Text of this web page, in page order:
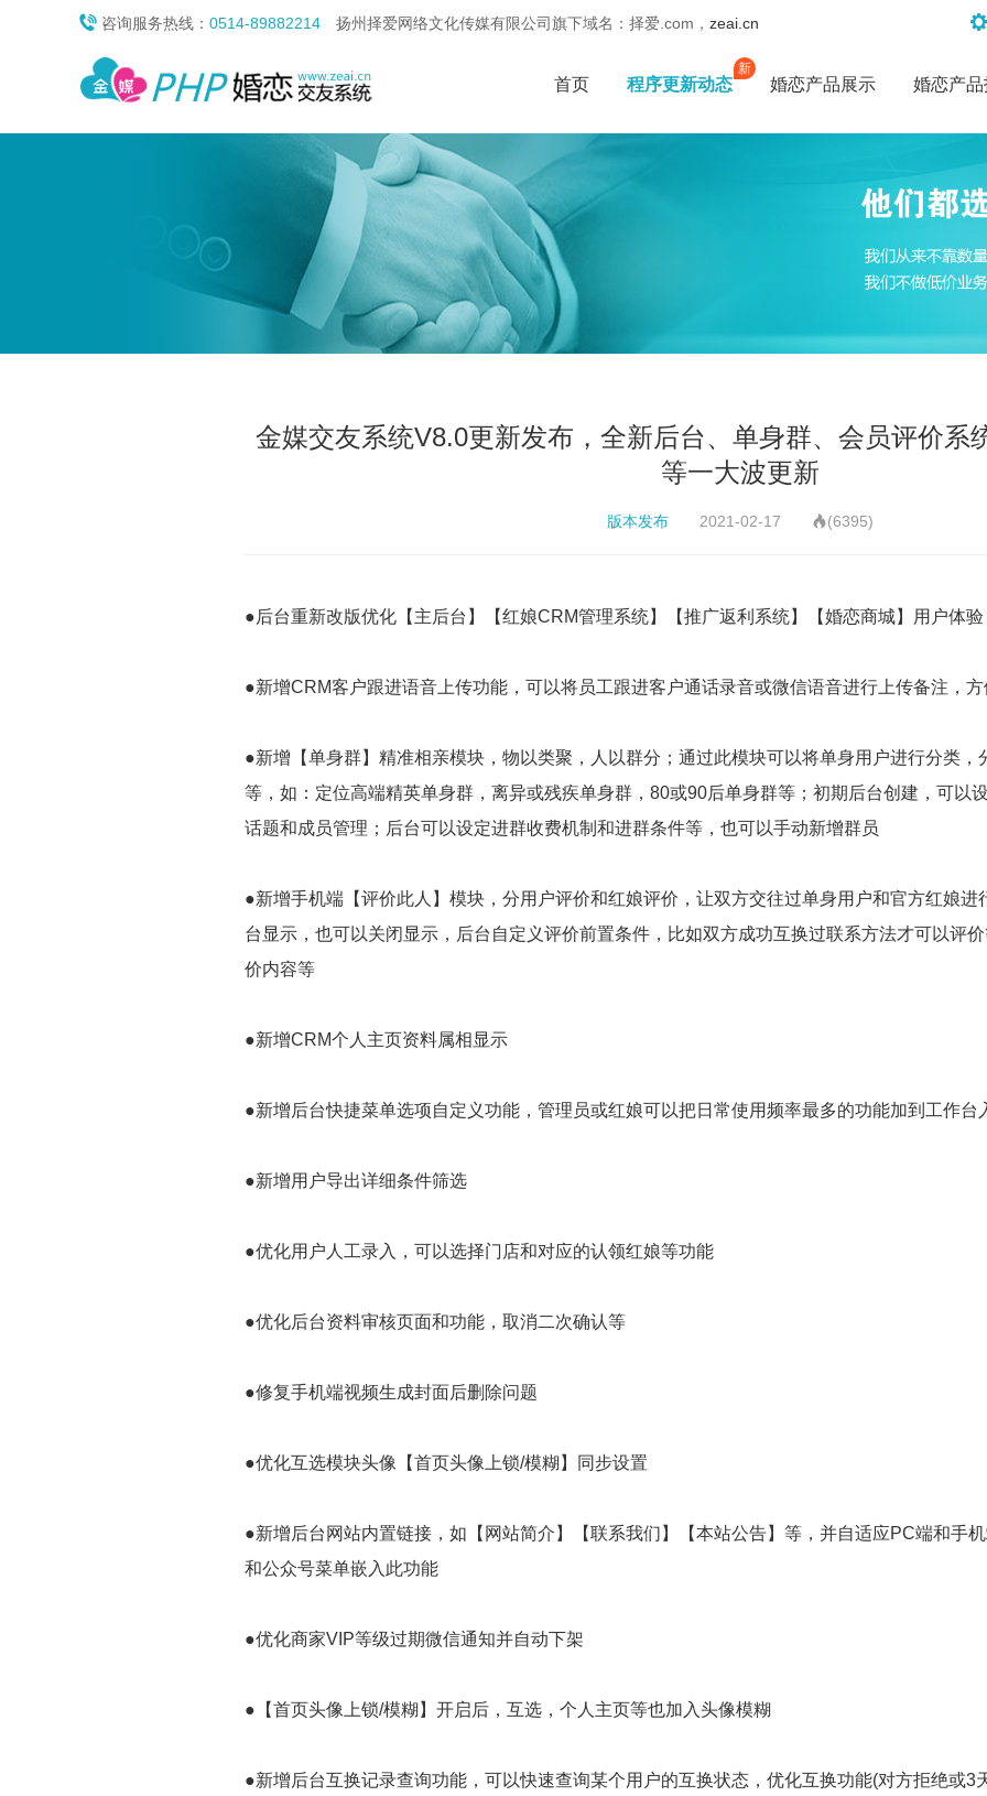
 咨询服务热线： 0514-89882214 扬州择爱网络文化传媒有限公司旗下域名：择爱.com， zeai.cn 
首页 程序更新动态
新
婚恋产品展示 婚恋产
金媒交友系统V8.0更新发布，全新后台、单身群、会员评价系
等一大波更新
版本发布 2021-02-17 (6395)
●后台重新改版优化【主后台】【红娘CRM管理系统】【推广返利系统】【婚恋商城】用户体验
●新增CRM客户跟进语音上传功能，可以将员工跟进客户通话录音或微信语音进行上传备注，
●新增【单身群】精准相亲模块，物以类聚，人以群分；通过此模块可以将单身用户进行分类，
等，如：定位高端精英单身群，离异或残疾单身群，80或90后单身群等；初期后台创建，可以
话题和成员管理；后台可以设定进群收费机制和进群条件等，也可以手动新增群员
●新增手机端【评价此人】模块，分用户评价和红娘评价，让双方交往过单身用户和官方红娘进
台显示，也可以关闭显示，后台自定义评价前置条件，比如双方成功互换过联系方法才可以评
价内容等
●新增CRM个人主页资料属相显示
●新增后台快捷菜单选项自定义功能，管理员或红娘可以把日常使用频率最多的功能加到工作台
●新增用户导出详细条件筛选
●优化用户人工录入，可以选择门店和对应的认领红娘等功能
●优化后台资料审核页面和功能，取消二次确认等
●修复手机端视频生成封面后删除问题
●优化互选模块头像【首页头像上锁/模糊】同步设置
●新增后台网站内置链接，如【网站简介】【联系我们】【本站公告】等，并自适应PC端和手
和公众号菜单嵌入此功能
●优化商家VIP等级过期微信通知并自动下架
●【首页头像上锁/模糊】开启后，互选，个人主页等也加入头像模糊
●新增后台互换记录查询功能，可以快速查询某个用户的互换状态，优化互换功能(对方拒绝或3